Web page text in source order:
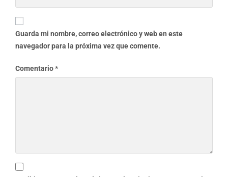
Guarda mi nombre, correo electrónico y web en este
navegador para la próxima vez que comente.
Comentario*